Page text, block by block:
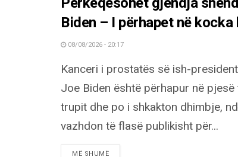
Biden – I përhapet në
08/08/2026 - 20:17
Kanceri i prostatës së ish-
Joe Biden është përhapur në
trupit dhe po i shkakton dhimbje,
vazhdon të flasë publikisht për...
MË SHUMËDETAILS